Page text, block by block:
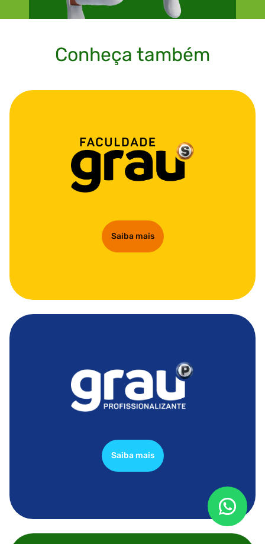
Conheça também
Saiba mais
Saiba mais